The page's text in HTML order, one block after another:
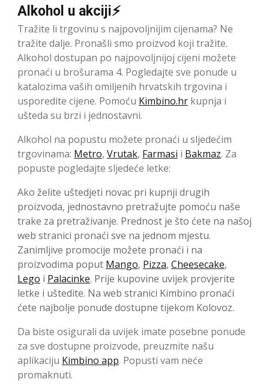
Alkohol u akciji⚡
Tražite li trgovinu s najpovoljnijim cijenama? Ne
tražite dalje. Pronašli smo proizvod koji tražite.
Alkohol dostupan po najpovoljnijoj cijeni možete
pronaći u brošurama 4. Pogledajte sve ponude u
katalozima vaših omiljenih hrvatskih trgovina i
usporedite cijene. Pomoću Kimbino.hr kupnja i
ušteda su brzi i jednostavni.
Alkohol na popustu možete pronaći u sljedećim
trgovinama: Metro, Vrutak, Farmasi i Bakmaz. Za
popuste pogledajte sljedeće letke:
Ako želite uštedjeti novac pri kupnji drugih
proizvoda, jednostavno pretražujte pomoću naše
trake za pretraživanje. Prednost je što ćete na našoj
web stranici pronaći sve na jednom mjestu.
Zanimljive promocije možete pronaći i na
proizvodima poput Mango, Pizza, Cheesecake,
Lego i Palacinke. Prije kupovine uvijek provjerite
letke i uštedite. Na web stranici Kimbino pronaći
ćete najbolje ponude dostupne tijekom Kolovoz.
Da biste osigurali da uvijek imate posebne ponude
za sve dostupne proizvode, preuzmite našu
aplikaciju Kimbino app. Popusti vam neće
promaknuti.